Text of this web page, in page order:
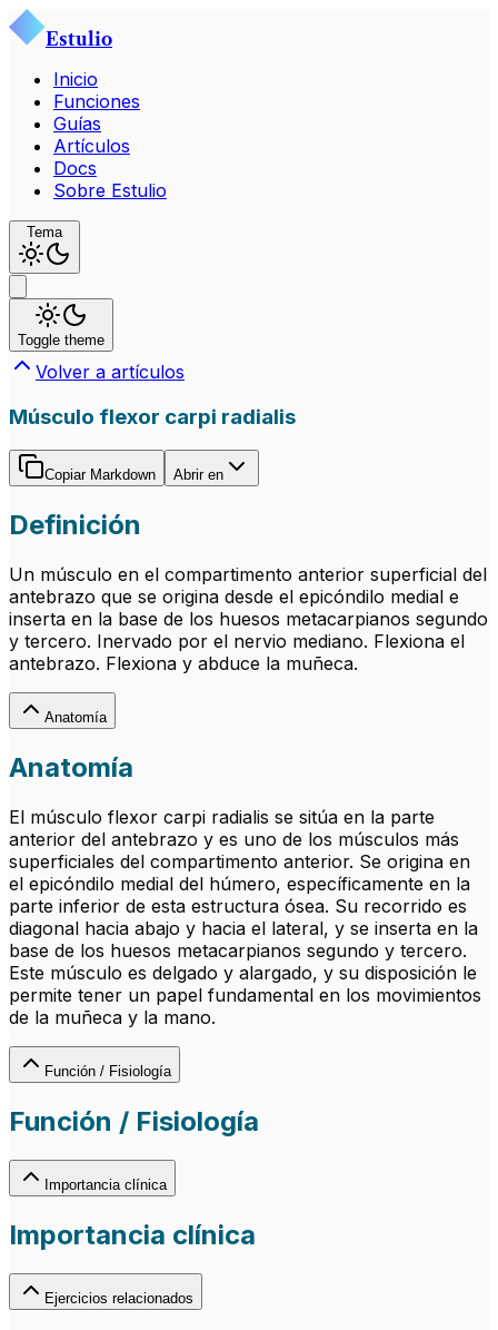
Estulio
Inicio
Funciones
Guías
Artículos
Docs
Sobre Estulio
Tema
Toggle theme
Volver a artículos
Músculo flexor carpi radialis
Copiar Markdown Abrir en
Definición
Un músculo en el compartimento anterior superficial del
antebrazo que se origina desde el epicóndilo medial e
inserta en la base de los huesos metacarpianos segundo
y tercero. Inervado por el nervio mediano. Flexiona el
antebrazo. Flexiona y abduce la muñeca.
Anatomía
Anatomía
El músculo flexor carpi radialis se sitúa en la parte
anterior del antebrazo y es uno de los músculos más
superficiales del compartimento anterior. Se origina en
el epicóndilo medial del húmero, específicamente en la
parte inferior de esta estructura ósea. Su recorrido es
diagonal hacia abajo y hacia el lateral, y se inserta en la
base de los huesos metacarpianos segundo y tercero.
Este músculo es delgado y alargado, y su disposición le
permite tener un papel fundamental en los movimientos
de la muñeca y la mano.
Función / Fisiología
Función / Fisiología
Importancia clínica
Importancia clínica
Ejercicios relacionados